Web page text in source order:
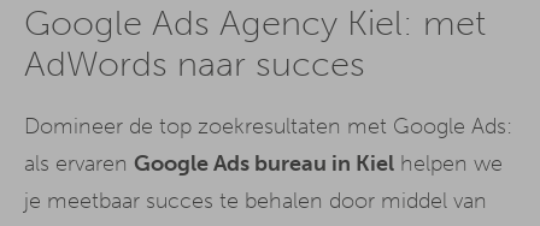
Google Ads Agency Kiel: met
AdWords naar succes
Domineer de top zoekresultaten met Google Ads:
als ervaren Google Ads bureau in Kiel helpen we
je meetbaar succes te behalen door middel van